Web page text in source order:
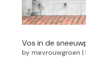
Vos in de
by mevrouwgroen |